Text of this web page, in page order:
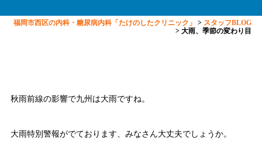
福岡市西区の内科・糖尿病内科「たけのしたクリニック」 > スタッフBLOG
>大雨、季節の変わり目
秋雨前線の影響で九州は大雨ですね。
大雨特別警報がでております、みなさん大丈夫でしょうか。